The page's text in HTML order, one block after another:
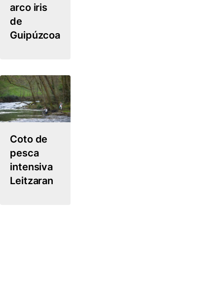
arco iris
de
Guipúzcoa
Coto de
pesca
intensiva
Leitzaran